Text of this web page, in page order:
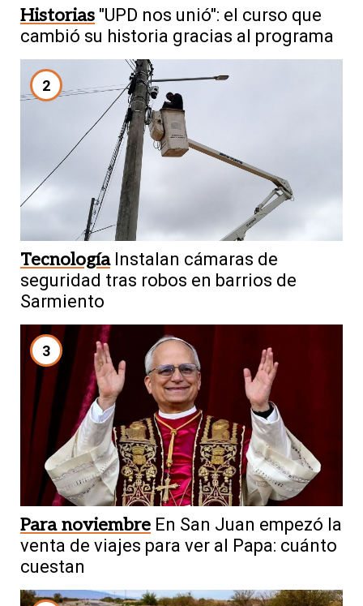
Historias "UPD nos unió": el curso que
cambió su historia gracias al programa
2
Tecnología Instalan cámaras de
seguridad tras robos en barrios de
Sarmiento
3
Para noviembre En San Juan empezó la
venta de viajes para ver al Papa: cuánto
cuestan